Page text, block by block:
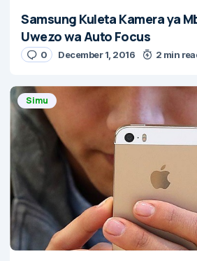
Samsung Kuleta Kamera ya
Uwezo wa Auto Focus
0 December 1, 2016 2 min
Simu